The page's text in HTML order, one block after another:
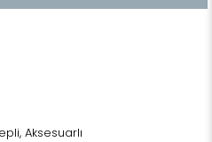
Aksesuarlı